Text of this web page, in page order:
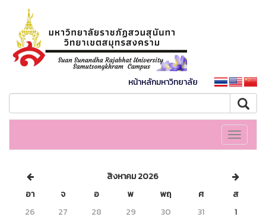
หน้าหลักมหาวิทยาลัย
Toggle
สิงหาคม 2026
อา
จ อ พ พฤ ศ
ส
26
27 28 29 30 31
1